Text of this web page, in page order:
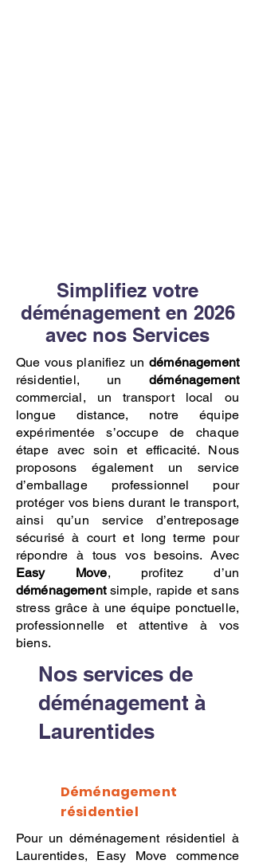
Simplifiez votre
déménagement en 2026
avec nos Services
Que vous planifiez undéménagement
résidentiel, undéménagement
commercial, un transport local ou
longue distance, notre équipe
expérimentée s’occupe de chaque
étape avec soin et efficacité. Nous
proposons également un service
d’emballage professionnel pour
protéger vos biens durant le transport,
ainsi qu’un service d’entreposage
sécurisé à court et long terme pour
répondre à tous vos besoins. Avec
Easy Move, profitez d’un
déménagementsimple, rapide et sans
stress grâce à une équipe ponctuelle,
professionnelle et attentive à vos
biens.
Nos services de
déménagement à
Laurentides
Déménagement
résidentiel
Pour un déménagement résidentiel à
Laurentides, Easy Move commence